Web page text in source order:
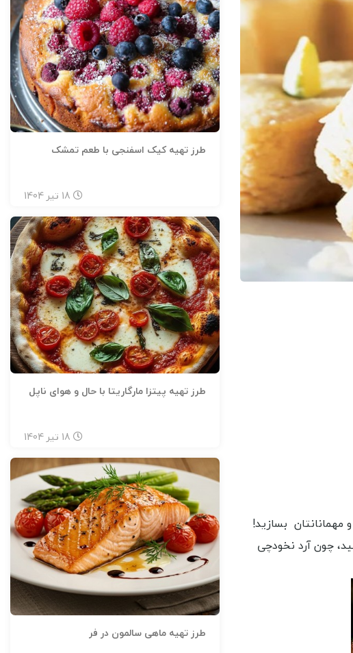
چون آرد نخودچی
طرز تهیه کیک اسفنجی با طعم تمشک
18 تیر 1404
طرز تهیه پیتزا مارگاریتا با حال و هوای ناپل
18 تیر1404
طرز تهیه ماهی سالمون در فر